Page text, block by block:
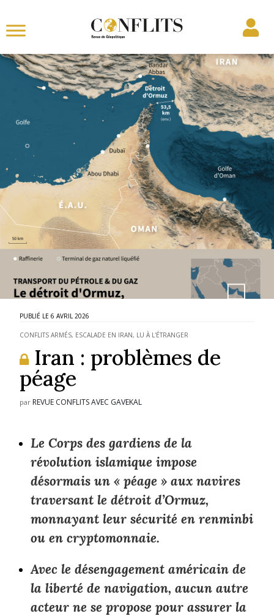
6 AVRIL 2026
CONFLITS ARMÉS, ESCALADE EN IRAN, LU À L'ÉTRANGER
Iran : problèmes de
péage
par REVUE CONFLITS AVEC GAVEKAL
Le Corps des gardiens de la
révolution islamique impose
désormais un « péage » aux navires
traversant le détroit d’Ormuz,
monnayant leur sécurité en renminbi
ou en cryptomonnaie.
Avec le désengagement américain de
la liberté de navigation, aucun autre
acteur ne se propose pour assurer la